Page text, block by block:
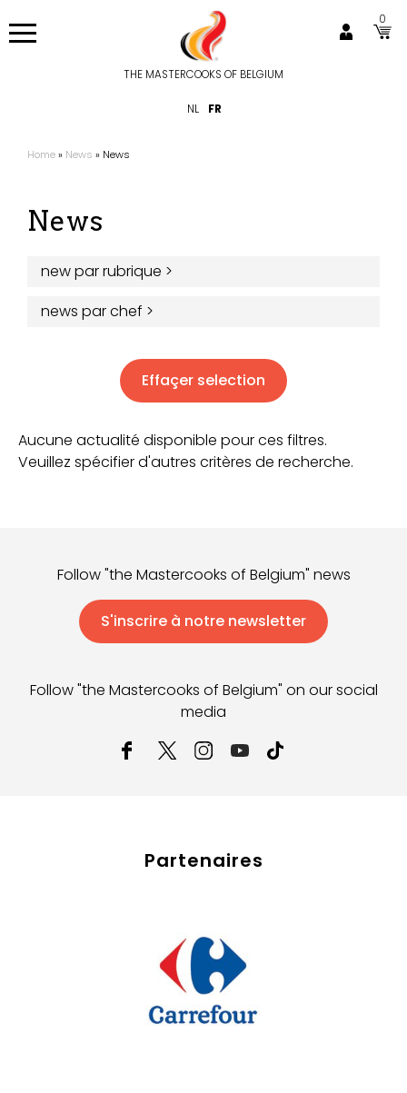
au
THE MASTERCOOKS OF BELGIUM
0
NL FR
Fil
Home News News
News
new par rubrique >
news par chef >
Effaçer selection
Aucune actualité disponible pour ces filtres.
Veuillez spécifier d'autres critères de recherche.
Follow "the Mastercooks of Belgium" news
S'inscrire à notre newsletter
Follow "the Mastercooks of Belgium" on our social
media
Partenaires